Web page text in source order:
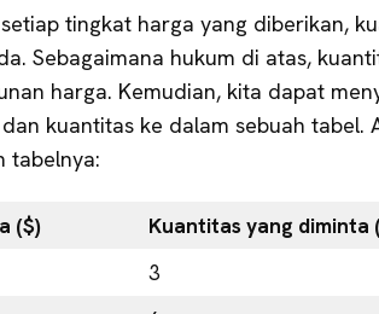
tingkat harga yang diberikan,
Sebagaimana hukum di atas,
harga. Kemudian, kita dapat
kuantitas ke dalam sebuah tabel.
tabelnya:
($)
Kuantitas yang diminta
3